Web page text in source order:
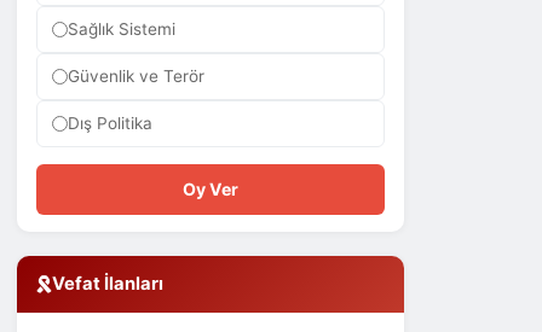
Sağlık Sistemi
Güvenlik ve Terör
Dış Politika
Oy Ver
Vefat İlanları